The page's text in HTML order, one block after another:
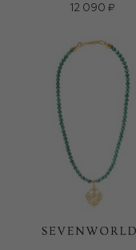
12 090 ₽